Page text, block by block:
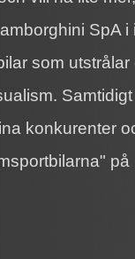
SpA i
som
konkurenter